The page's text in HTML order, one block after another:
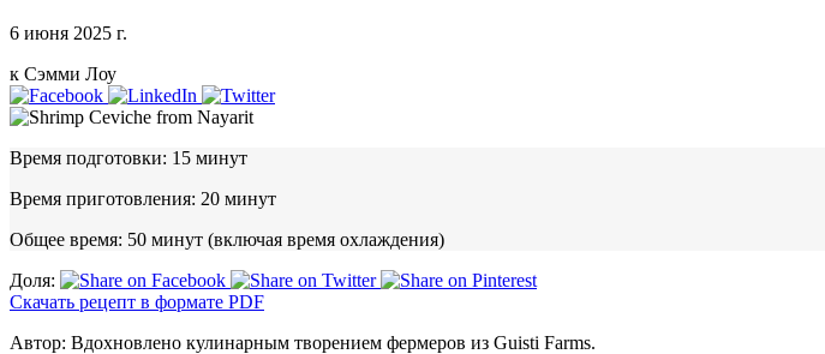
6 июня 2025 г.
к Сэмми Лоу
Время подготовки: 15 минут
Время приготовления: 20 минут
Общее время: 50 минут (включая время охлаждения)
Доля:
Скачать рецепт в формате PDF
Автор: Вдохновлено кулинарным творением фермеров из Guisti Farms.